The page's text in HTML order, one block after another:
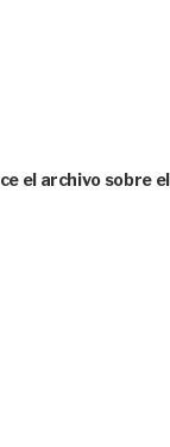
el archivo sobre